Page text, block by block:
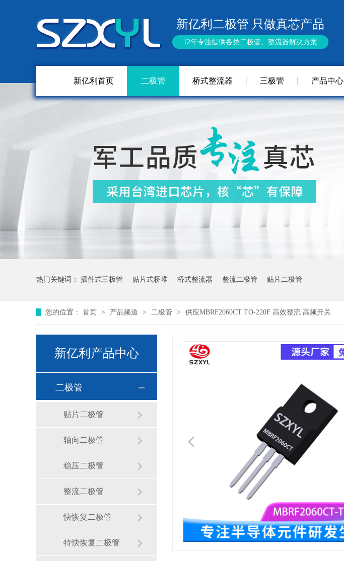
新亿利二极管 只做真芯产品
12年专注提供各类二极管、整流器解决方案
新亿利首页 二极管 桥式整流器 三极管 产品中心
热门关键词： 插件式三极管 贴片式桥堆 桥式整流器 整流二极管 贴片二极管
您的位置： 首页 > 产品频道 > 二极管 > 供应MBRF2060CT TO-220F 高效整流 高频开关
新亿利产品中心
二极管
贴片二极管
轴向二极管
稳压二极管
整流二极管
快恢复二极管
特快恢复二极管